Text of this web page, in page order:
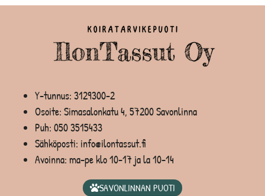
Y-tunnus: 3129300-2
Osoite: Simasalonkatu 4, 57200 Savonlinna
Puh: 050 3515433
Sähköposti: info@ilontassut.fi
Avoinna: ma-pe klo 10-17 ja la 10-14
SAVONLINNAN PUOTI